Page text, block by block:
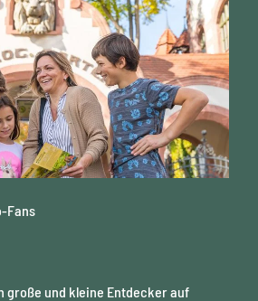
Fans
große und kleine Entdecker auf